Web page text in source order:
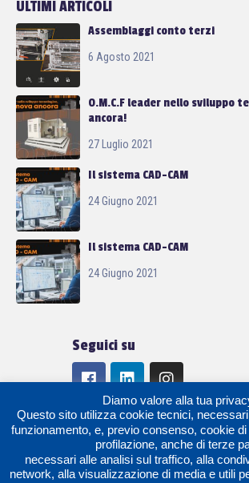
ULTIMI ARTICOLI
Assemblaggi conto terzi
6 Agosto 2021
O.M.C.F leader nello sviluppo
ancora!
27 Luglio 2021
Il sistema CAD-CAM
24 Giugno 2021
Il sistema CAD-CAM
24 Giugno 2021
Seguici su
Diamo valore alla tua
Questo sito utilizza cookie tecnici,
funzionamento, e, previo consenso, cookie
profilazione, anche di terze
necessari alle analisi sul traffico, alla
network, alla visualizzazione di media e utili